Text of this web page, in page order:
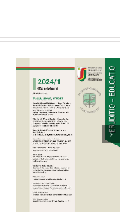
Eruditio – Educatio, Vol.